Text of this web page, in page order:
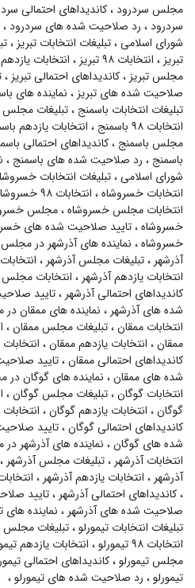
مجلس سردرود،کاندیداهای احتمالی
سردرود، رد صلاحیت شده های سردرود،
شورای اسلامی،تبلیغات انتخابات تبریز،
تبریز، انتخابات ۹۸ تبریز ، انتخابات
مجلس تبریز،کاندیداهای احتمالی تبریز،
صلاحیت شده های تبریز، نماینده های
تبلیغات انتخابات باسمنج ،تبلیغات مجلس
انتخابات ۹۸ باسمنج
، انتخابات یازدهم
مجلس باسمنج ،کاندیداهای احتمالی
باسمنج ، رد صلاحیت شده های باسمنج ،
شورای اسلامی،تبلیغات انتخابات
انتخابات خسروشاه، انتخابات ۹۸ خسروشاه
انتخابات مجلس خسروشاه،مجلس
خسروشاه،تایید صلاحیت شده های
خسروشاه، نماینده های آذرشهر در
آذرشهر،تبلیغات مجلس آذرشهر،
انتخابات یازدهم آذرشهر، انتخابات مجلس
کاندیداهای احتمالی آذرشهر،تایید
شده های آذرشهر، نماینده های ممقان
انتخابات ممقان،تبلیغات مجلس ممقان،
ممقان، انتخابات یازدهم ممقان،
کاندیداهای احتمالی ممقان،تایید
شده های ممقان، نماینده های گوگان
انتخابات گوگان،تبلیغات مجلس گوگان،
گوگان، انتخابات یازدهم گوگان،
کاندیداهای احتمالی گوگان،تایید
شده های گوگان، نماینده های آذرشهر
انتخابات آذرشهر،تبلیغات مجلس آذرشهر،
آذرشهر، انتخابات یازدهم آذرشهر،
،کاندیداهای احتمالی آذرشهر،تایید
صلاحیت شده های آذرشهر، نماینده
تبلیغات انتخابات تیمورلو،تبلیغات مجلس
انتخابات ۹۸ تیمورلو
، انتخابات یازدهم
مجلس تیمورلو،کاندیداهای احتمالی
تیمورلو، رد صلاحیت شده های تیمورلو،